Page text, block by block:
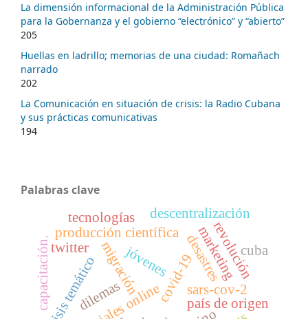
La dimensión informacional de la Administración Pública
para la Gobernanza y el gobierno “electrónico” y “abierto”
205
Huellas en ladrillo; memorias de una ciudad: Romañach
narrado
202
La Comunicación en situación de crisis: la Radio Cubana
y sus prácticas comunicativas
194
Palabras clave
migración
país de origen
producción científica
covid-19sars-cov-2
análisis temático desastres
capacitación. marketing
revolucióncuba
descentralización
jóvenes
dilemas
twitter
tecnologías